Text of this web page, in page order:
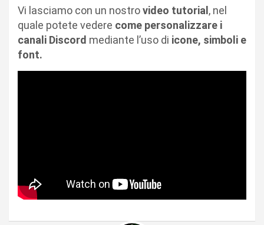
Vi lasciamo con un nostrovideo tutorial , nel
quale potete vedere come personalizzare i
canali Discord mediante l’uso di icone, simboli e
font.